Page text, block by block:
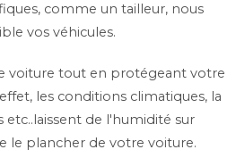
comme un tailleur, nous
vos véhicules.
voiture tout en protégeant votre
les conditions climatiques, la
etc..laissent de l'humidité sur
le plancher de votre voiture.